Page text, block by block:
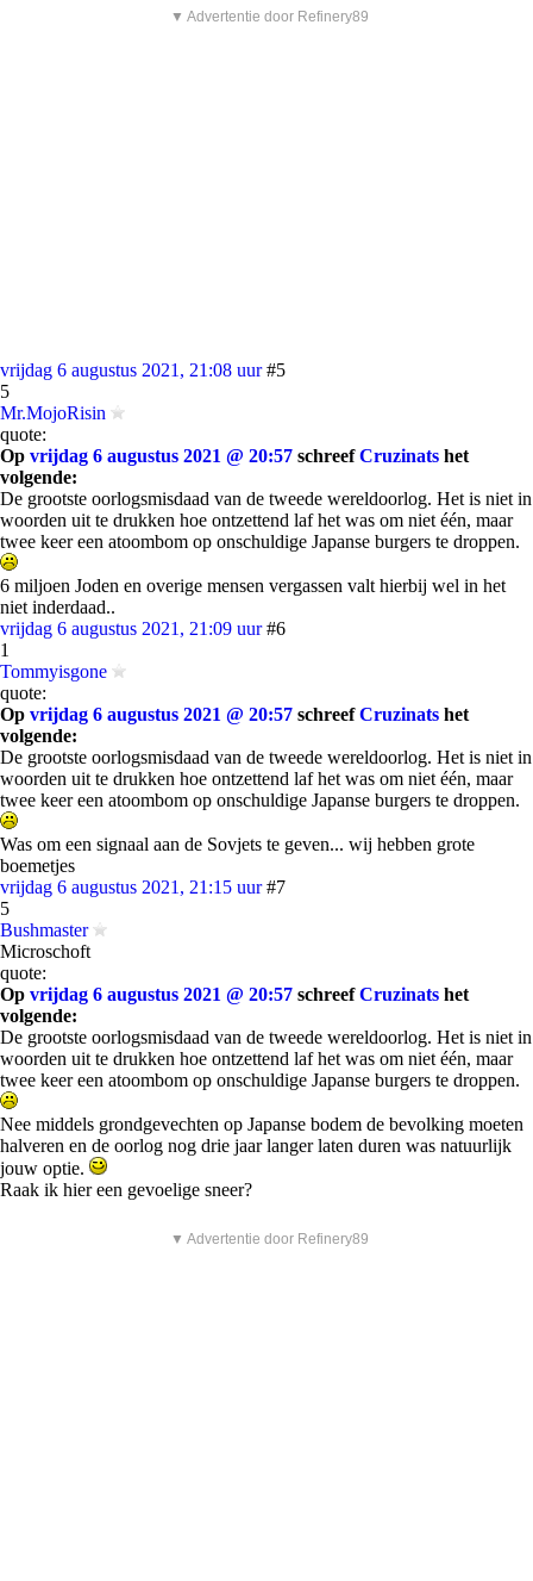
▼ Advertentie door Refinery89
vrijdag 6 augustus 2021, 21:08 uur #5
5
Mr.MojoRisin
quote:
Op vrijdag 6 augustus 2021 @ 20:57 schreefCruzinats het
volgende:
De grootste oorlogsmisdaad van de tweede wereldoorlog. Het is niet in
woorden uit te drukken hoe ontzettend laf het was om niet één, maar
twee keer een atoombom op onschuldige Japanse burgers te droppen.
6 miljoen Joden en overige mensen vergassen valt hierbij wel in het
niet inderdaad..
vrijdag 6 augustus 2021, 21:09 uur #6
1
Tommyisgone
quote:
Op vrijdag 6 augustus 2021 @ 20:57 schreefCruzinats het
volgende:
De grootste oorlogsmisdaad van de tweede wereldoorlog. Het is niet in
woorden uit te drukken hoe ontzettend laf het was om niet één, maar
twee keer een atoombom op onschuldige Japanse burgers te droppen.
Was om een signaal aan de Sovjets te geven... wij hebben grote
boemetjes
vrijdag 6 augustus 2021, 21:15 uur #7
5
Bushmaster
Microschoft
quote:
Op vrijdag 6 augustus 2021 @ 20:57 schreefCruzinats het
volgende:
De grootste oorlogsmisdaad van de tweede wereldoorlog. Het is niet in
woorden uit te drukken hoe ontzettend laf het was om niet één, maar
twee keer een atoombom op onschuldige Japanse burgers te droppen.
Nee middels grondgevechten op Japanse bodem de bevolking moeten
halveren en de oorlog nog drie jaar langer laten duren was natuurlijk
jouw optie.
Raak ik hier een gevoelige sneer?
▼ Advertentie door Refinery89